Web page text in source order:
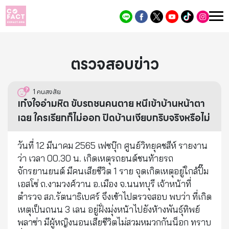
ตรวจสอบข่าว
1 คนสงสัย
เก๋งใจอำมหิต ขับรถชนคนตาย หนีเข้าบ้านหน้าตา
เฉย ใครเรียกก็ไม่ออก ปิดบ้านเงียบกริบจริงหรือไม่
วันที่ 12 มีนาคม 2565 เฟซบุ๊ก ศูนย์วิทยุคชสีห์ รายงาน
ว่า เวลา 00.30 น. เกิดเหตุรถยนต์ชนท้ายรถ
จักรยานยนต์ มีคนเสียชีวิต 1 ราย จุดเกิดเหตุอยู่ใกล้ปั๊ม
เอสโซ่ ถ.งามวงศ์วาน อ.เมือง จ.นนทบุรี เจ้าหน้าที่
ตำรวจ สภ.รัตนาธิเบศร์ จึงเข้าไปตรวจสอบ พบว่า ที่เกิด
เหตุเป็นถนน 3 เลน อยู่ฝั่งมุ่งหน้าไปยังห้างพันธุ์ทิพย์
พลาซ่า มีผู้หญิงนอนเสียชีวิตไม่สวมหมวกกันน็อก ทราบ